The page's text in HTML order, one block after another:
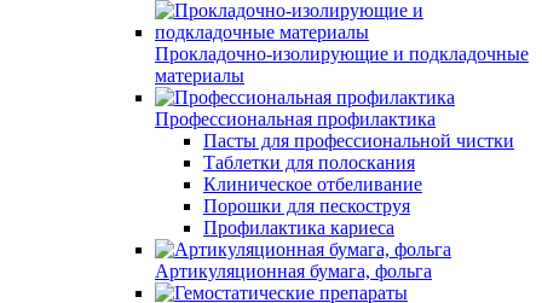
Прокладочно-изолирующие и подкладочные
материалы
Профессиональная профилактика
Пасты для профессиональной чистки
Таблетки для полоскания
Клиническое отбеливание
Порошки для пескоструя
Профилактика кариеса
Артикуляционная бумага, фольга